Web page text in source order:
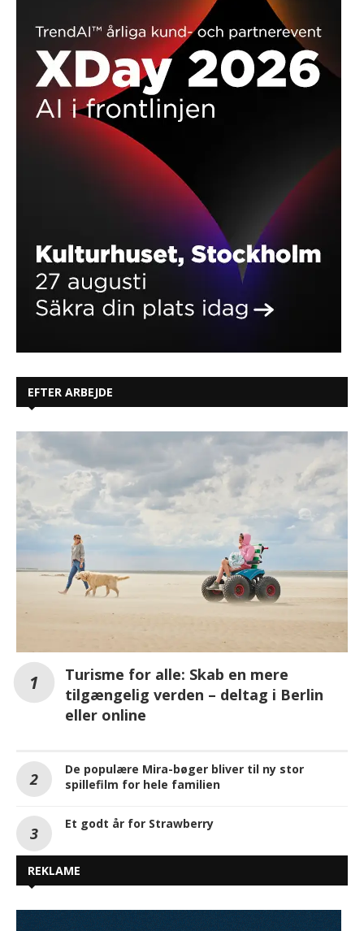
EFTER ARBEJDE
Turisme for alle: Skab en mere
tilgængelig verden – deltag i Berlin
eller online
De populære Mira-bøger bliver til ny stor
spillefilm for hele familien
Et godt år for Strawberry
REKLAME